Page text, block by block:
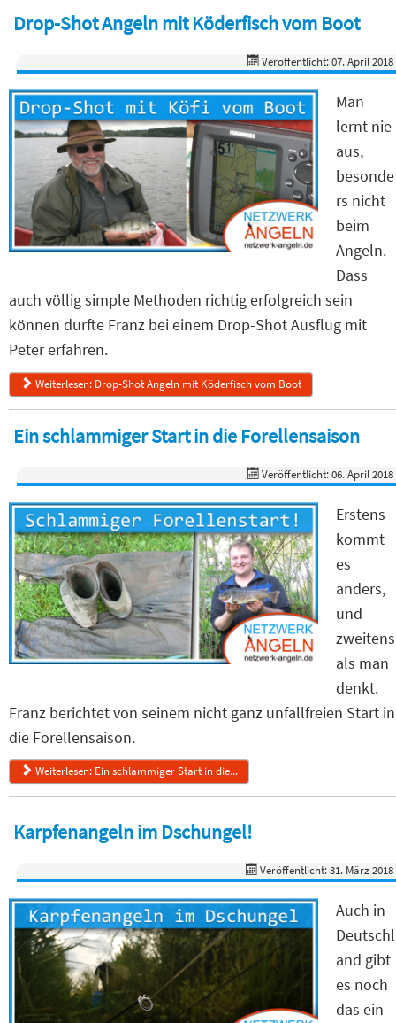
Drop-Shot Angeln mit Köderfisch vom Boot
Veröffentlicht: 07. April 2018
Man
lernt nie
aus,
besonde
rs nicht
beim
Angeln.
Dass
auch völlig simple Methoden richtig erfolgreich sein
können durfte Franz bei einem Drop-Shot Ausflug mit
Peter erfahren.
Weiterlesen: Drop-Shot Angeln mit Köderfisch vom Boot
Ein schlammiger Start in die Forellensaison
Veröffentlicht: 06. April 2018
Erstens
kommt
es
anders,
und
zweitens
als man
denkt.
Franz berichtet von seinem nicht ganz unfallfreien Start in
die Forellensaison.
Weiterlesen: Ein schlammiger Start in die...
Karpfenangeln im Dschungel!
Veröffentlicht: 31. März 2018
Auch in
Deutschl
and gibt
es noch
das ein